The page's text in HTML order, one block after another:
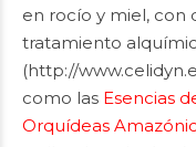
en rocío y miel, con
tratamiento
(http://
como las Esencias
Orquídeas